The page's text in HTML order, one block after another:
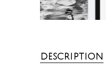
DESCRIPTION